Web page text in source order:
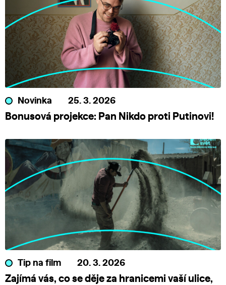
Novinka 25. 3. 2026
Bonusová projekce: Pan Nikdo proti Putinovi!
Tip na film 20. 3. 2026
Zajímá vás, co se děje za hranicemi vaší ulice,